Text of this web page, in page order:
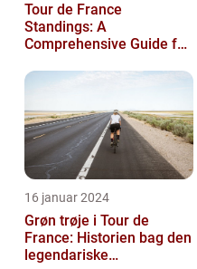
Tour de France
Standings: A
Comprehensive Guide for
Enthusiasts
16 januar 2024
Grøn trøje i Tour de
France: Historien bag den
legendariske